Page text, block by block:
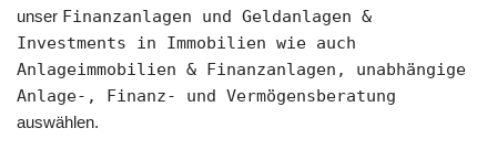
unser Finanzanlagen und Geldanlagen &
Investments in Immobilien wie auch
Anlageimmobilien & Finanzanlagen, unabhängige
Anlage-, Finanz- und Vermögensberatung
auswählen.